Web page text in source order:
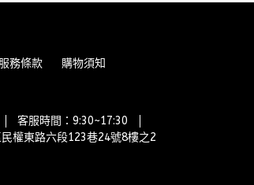
服務條款 購物須知
客服時間：9:30~17:30
權東路六段123巷24號8樓之2